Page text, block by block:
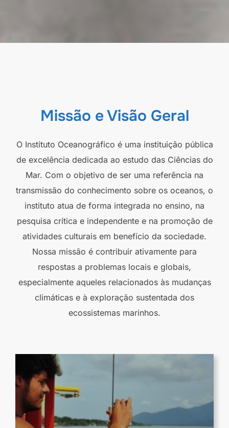
Missão e Visão Geral
O Instituto Oceanográfico é uma instituição pública
de excelência dedicada ao estudo das Ciências do
Mar. Com o objetivo de ser uma referência na
transmissão do conhecimento sobre os oceanos, o
instituto atua de forma integrada no ensino, na
pesquisa crítica e independente e na promoção de
atividades culturais em benefício da sociedade.
Nossa missão é contribuir ativamente para
respostas a problemas locais e globais,
especialmente aqueles relacionados às mudanças
climáticas e à exploração sustentada dos
ecossistemas marinhos.